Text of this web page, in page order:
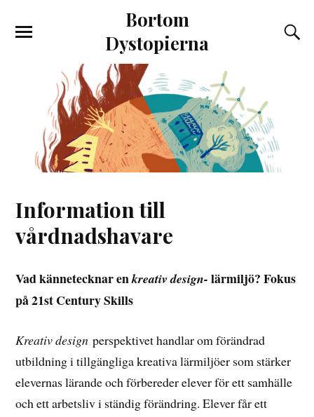
Bortom
Dystopierna
Information till
vårdnadshavare
Vad kännetecknar enkreativ design- lärmiljö? Fokus
på 21st Century Skills
Kreativ design perspektivet handlar om förändrad
utbildning i tillgängliga kreativa lärmiljöer som stärker
elevernas lärande och förbereder elever för ett samhälle
och ett arbetsliv i ständig förändring. Elever får ett